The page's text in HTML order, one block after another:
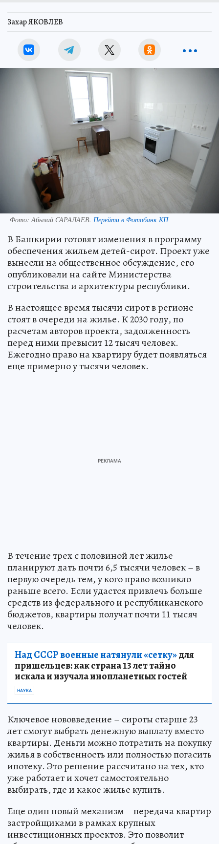
Захар ЯКОВЛЕВ
Фото:Абылай САРАЛАЕВ. Перейти в Фотобанк КП
В Башкирии готовят изменения в программу
обеспечения жильем детей-сирот. Проект уже
вынесли на общественное обсуждение, его
опубликовали на сайте Министерства
строительства и архитектуры республики.
В настоящее время тысячи сирот в регионе
стоят в очереди на жилье. К 2030 году, по
расчетам авторов проекта, задолженность
перед ними превысит 12 тысяч человек.
Ежегодно право на квартиру будет появляться
еще примерно у тысячи человек.
В течение трех с половиной лет жилье
планируют дать почти 6,5 тысячи человек – в
первую очередь тем, у кого право возникло
раньше всего. Если удастся привлечь больше
средств из федерального и республиканского
бюджетов, квартиры получат почти 11 тысяч
человек.
Над СССР военные натянули «сетку»для
пришельцев: как страна 13 лет тайно
искала и изучала инопланетных гостей
НАУКА
Ключевое нововведение – сироты старше 23
лет смогут выбрать денежную выплату вместо
квартиры. Деньги можно потратить на покупку
жилья в собственность или полностью погасить
ипотеку. Это решение рассчитано на тех, кто
уже работает и хочет самостоятельно
выбирать, где и какое жилье купить.
Еще один новый механизм – передача квартир
застройщиками в рамках крупных
инвестиционных проектов. Это позволит